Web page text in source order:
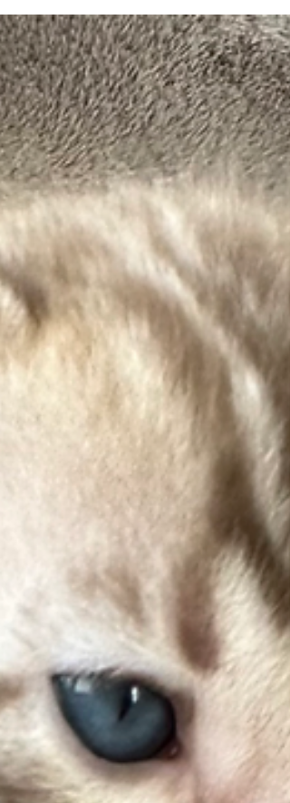
les défis liés à la reconnaissance de la variété, à la
diversité génétique, à la consanguinité structurelle et à
la préservation de la santé des lignées.